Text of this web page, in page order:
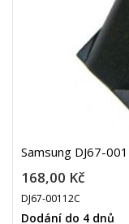
Samsung DJ67-
168,00 Kč
DJ67-00112C
Dodání do 4 dnů